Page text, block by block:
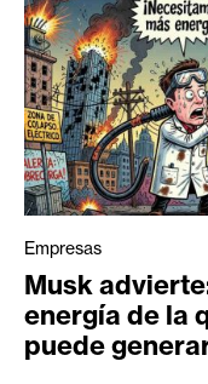
Empresas
Musk
energía de la
puede